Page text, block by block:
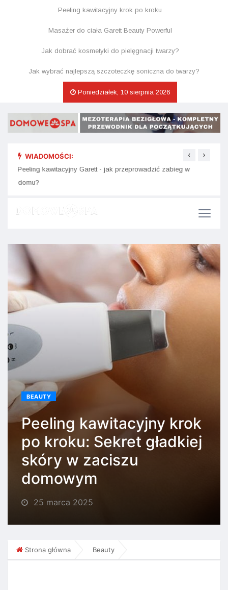
Peeling kawitacyjny krok po kroku
Masażer do ciała Garett Beauty Powerful
Jak dobrać kosmetyki do pielęgnacji twarzy?
Jak wybrać najlepszą szczoteczkę soniczna do twarzy?
Poniedziałek, 10 sierpnia 2026
WIADOMOŚCI:
Peeling kawitacyjny Garett - jak przeprowadzić zabieg w
domu?
‹ ›
BEAUTY
Peeling kawitacyjny krok
po kroku: Sekret gładkiej
skóry w zaciszu
domowym
25 marca 2025
Strona główna Beauty